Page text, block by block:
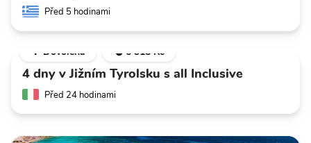
Před 5 hodinami
🌴 Dovolená 💣 6 318 Kč
4 dny v Jižním Tyrolsku s all Inclusive
Před 24 hodinami